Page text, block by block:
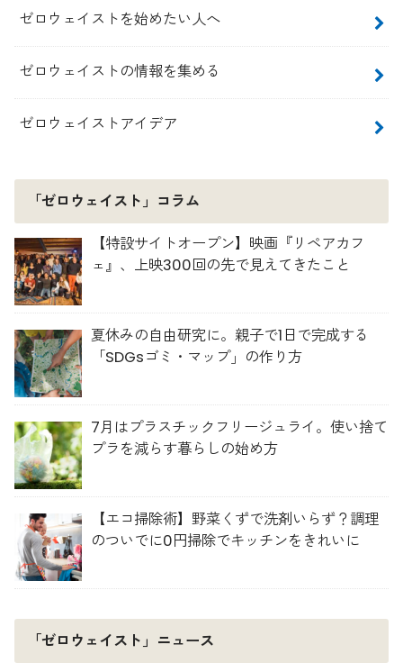
ゼロウェイストを始めたい人へ
ゼロウェイストの情報を集める
ゼロウェイストアイデア
「ゼロウェイスト」コラム
【特設サイトオープン】映画『リペアカフ
ェ』、上映300回の先で見えてきたこと
夏休みの自由研究に。親子で1日で完成する
「SDGsゴミ・マップ」の作り方
7月はプラスチックフリージュライ。使い捨て
プラを減らす暮らしの始め方
【エコ掃除術】野菜くずで洗剤いらず？調理
のついでに0円掃除でキッチンをきれいに
「ゼロウェイスト」ニュース